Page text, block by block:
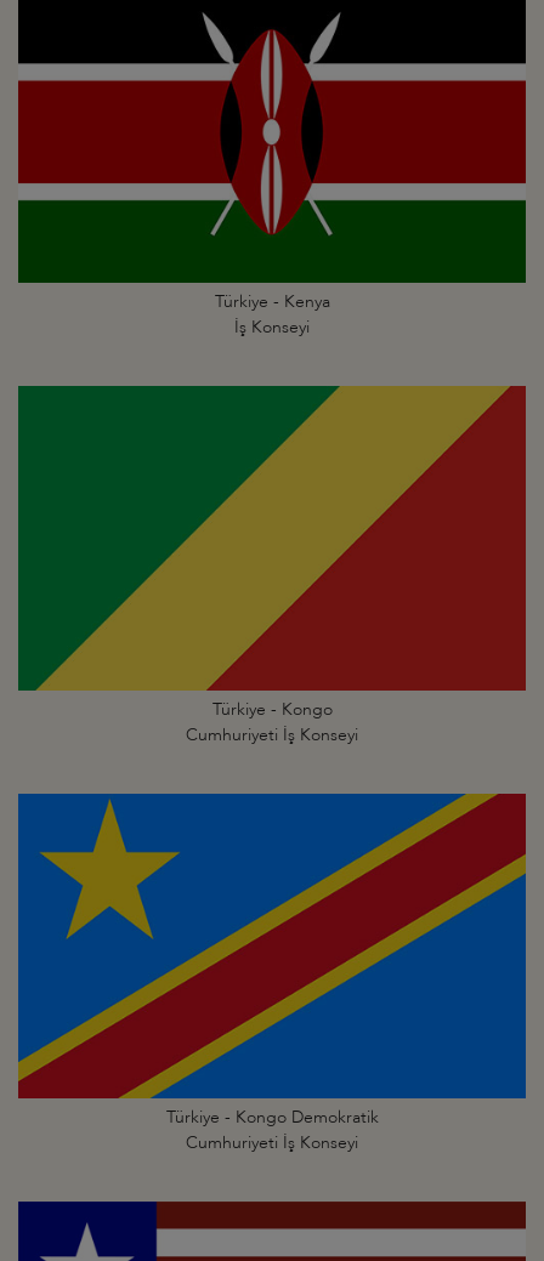
Türkiye - Kenya
İş Konseyi
Türkiye - Kongo
Cumhuriyeti İş Konseyi
Türkiye - Kongo Demokratik
Cumhuriyeti İş Konseyi